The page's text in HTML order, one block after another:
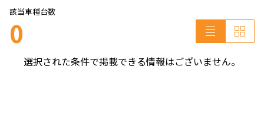
該当車種台数
0
選択された条件で掲載できる情報はございません。